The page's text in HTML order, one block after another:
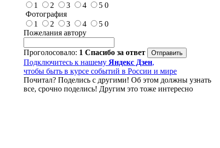
1
2 3 4 5 0
Фотография
1
2 3 4 5 0
Пожелания автору
Проголосовало: 1 Спасибо за ответ
Подключитесь к нашему Яндекс Дзен,
чтобы быть в курсе событий в России и мире
Почитал? Поделись с другими! Об этом должны узнать
все, срочно поделись! Другим это тоже интересно